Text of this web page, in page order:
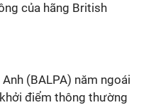
của hãng British
(BALPA) năm ngoái
điểm thông thường